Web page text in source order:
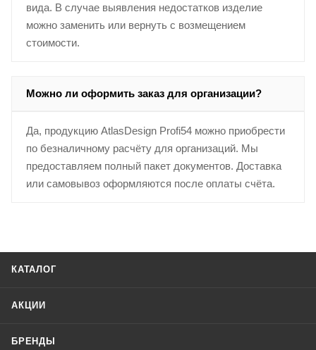
вида. В случае выявления недостатков изделие
можно заменить или вернуть с возмещением
стоимости.
Можно ли оформить заказ для организации?
Да, продукцию AtlasDesign Profi54 можно приобрести
по безналичному расчёту для организаций. Мы
предоставляем полный пакет документов. Доставка
или самовывоз оформляются после оплаты счёта.
КАТАЛОГ
АКЦИИ
БРЕНДЫ